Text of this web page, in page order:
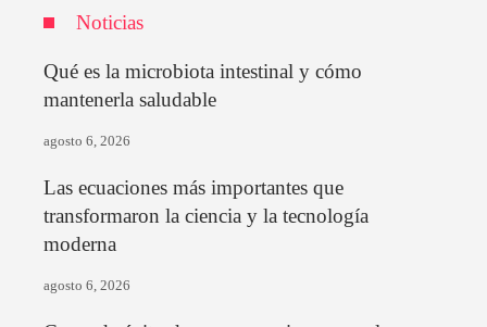
Noticias
Qué es la microbiota intestinal y cómo
mantenerla saludable
agosto 6, 2026
Las ecuaciones más importantes que
transformaron la ciencia y la tecnología
moderna
agosto 6, 2026